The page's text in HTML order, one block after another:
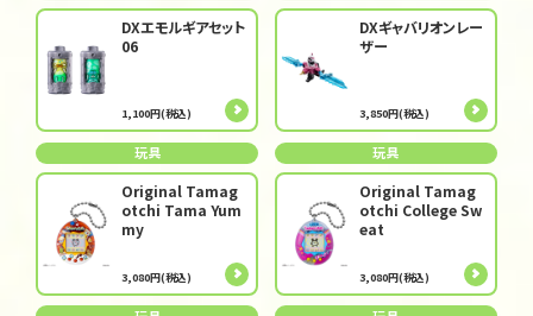
DXエモルギアセット
06
1,100円(税込)
DXギャバリオンレー
ザー
3,850円(税込)
玩具
Original Tamag
otchi Tama Yum
my
3,080円(税込)
玩具
Original Tamag
otchi College Sw
eat
3,080円(税込)